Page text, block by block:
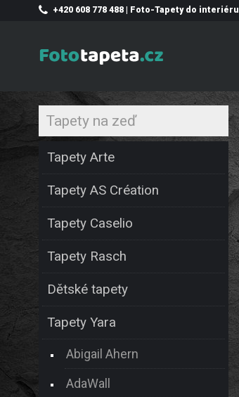
Tapety na zeď
Tapety Arte
Tapety AS Création
Tapety Caselio
Tapety Rasch
Dětské tapety
Tapety Yara
Abigail Ahern
AdaWall
+420 608 778 488 | Foto-Tapety do interiéru